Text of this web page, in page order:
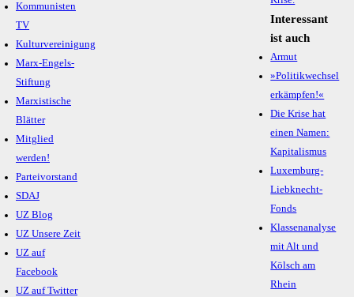
Kommunisten
TV
Kulturvereinigung
Marx-Engels-
Stiftung
Marxistische
Blätter
Mitglied
werden!
Parteivorstand
SDAJ
UZ Blog
UZ Unsere Zeit
UZ auf
Facebook
UZ auf Twitter
Interessant
ist auch
Armut
»Politikwechsel
erkämpfen!«
Die Krise hat
einen Namen:
Kapitalismus
Luxemburg-
Liebknecht-
Fonds
Klassenanalyse
mit Alt und
Kölsch am
Rhein